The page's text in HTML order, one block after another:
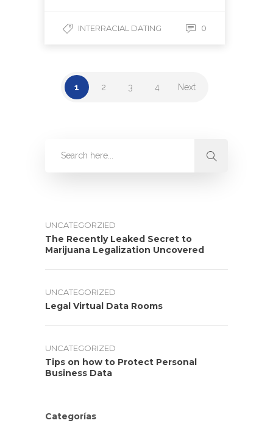
INTERRACIAL DATING 0
1 2 3 4 Next
UNCATEGORZIED
The Recently Leaked Secret to
Marijuana Legalization Uncovered
UNCATEGORIZED
Legal Virtual Data Rooms
UNCATEGORIZED
Tips on how to Protect Personal
Business Data
Categorías